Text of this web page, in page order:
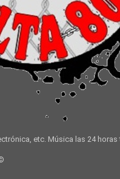
etc. Música las 24